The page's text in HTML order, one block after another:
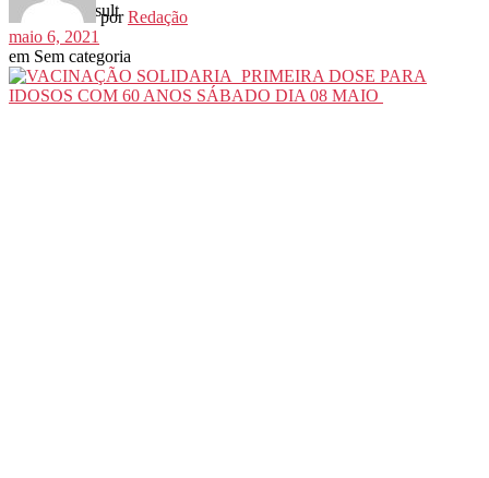
View All Result
por Redação
maio 6, 2021
em Sem categoria